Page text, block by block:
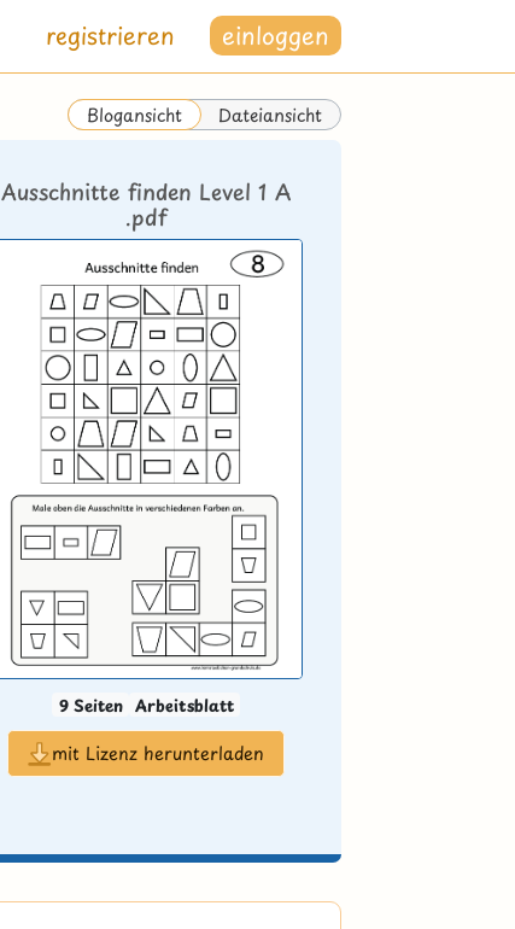
registrieren einloggen
Blogansicht Dateiansicht
Ausschnitte finden Level 1 A
.pdf
9 Seiten Arbeitsblatt
mit Lizenz herunterladen